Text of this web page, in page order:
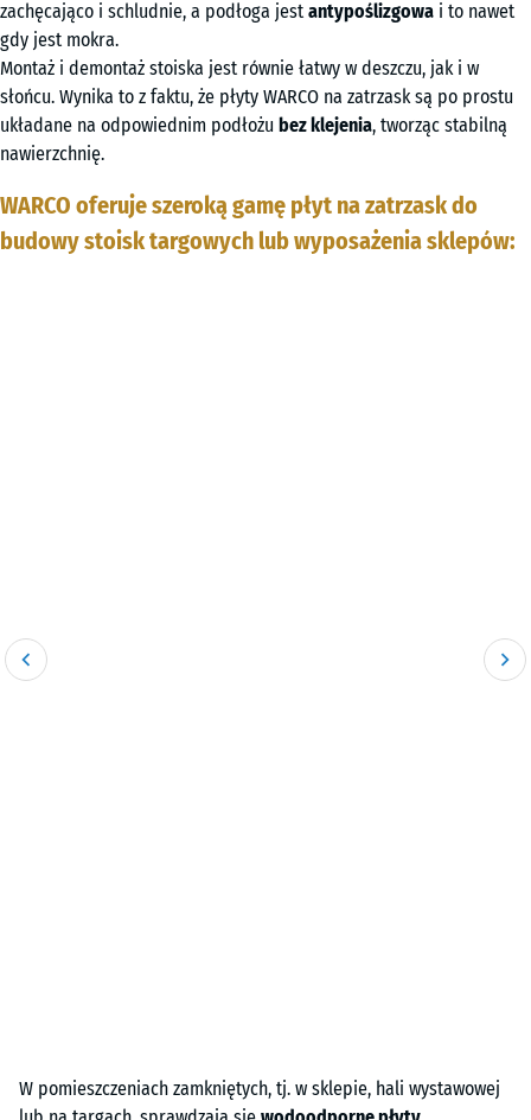
zachęcająco i schludnie, a podłoga jest antypoślizgowa i to nawet
gdy jest mokra.
Montaż i demontaż stoiska jest równie łatwy w deszczu, jak i w
słońcu. Wynika to z faktu, że płyty WARCO na zatrzask są po prostu
układane na odpowiednim podłożu bez klejenia, tworząc stabilną
nawierzchnię.
WARCO oferuje szeroką gamę płyt na zatrzask do
budowy stoisk targowych lub wyposażenia sklepów:
W pomieszczeniach zamkniętych, tj. w sklepie, hali wystawowej